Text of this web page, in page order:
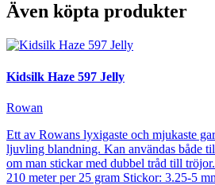
Även köpta produkter
Kidsilk Haze 597 Jelly
Rowan
Ett av Rowans lyxigaste och mjukaste
ljuvling blandning. Kan användas både
om man stickar med dubbel tråd till
210 meter per 25 gram Stickor: 3.25-5